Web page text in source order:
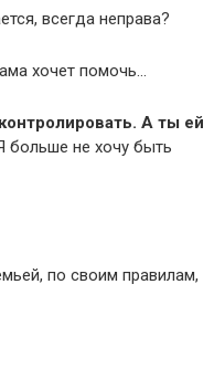
всегда неправа?
хочет помочь…
А ты ей
больше не хочу быть
по своим правилам,